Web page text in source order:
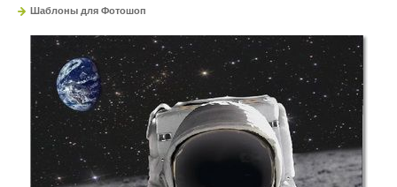
Шаблоны для Фотошоп